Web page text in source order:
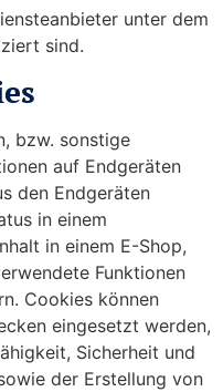
unter dem
sind.
bzw. sonstige
auf Endgeräten
den Endgeräten
in einem
in einem E-Shop,
Funktionen
Cookies können
eingesetzt werden,
Sicherheit und
der Erstellung von